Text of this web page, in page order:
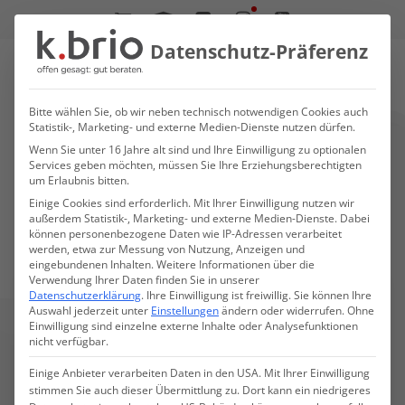
content
Herzlich
willkommen
AKTUELLES
PERSÖNLICH. PROAKTIV. WIRKSAM.
k.laire ist
der KI-Coach
Datenschutz-Präferenz
Bitte wählen Sie, ob wir neben technisch notwendigen Cookies auch
Statistik-, Marketing- und externe Medien-Dienste nutzen dürfen.
Wenn Sie unter 16 Jahre alt sind und Ihre Einwilligung zu optionalen
Services geben möchten, müssen Sie Ihre Erziehungsberechtigten
um Erlaubnis bitten.
Einige Cookies sind erforderlich. Mit Ihrer Einwilligung nutzen wir
außerdem Statistik-, Marketing- und externe Medien-Dienste. Dabei
können personenbezogene Daten wie IP-Adressen verarbeitet
werden, etwa zur Messung von Nutzung, Anzeigen und
eingebundenen Inhalten.Weitere Informationen über die
Verwendung Ihrer Daten finden Sie in unserer
Datenschutzerklärung. Ihre Einwilligung ist freiwillig.Sie können Ihre
Auswahl jederzeit unter Einstellungenändern oder widerrufen.Ohne
Einwilligung sind einzelne externe Inhalte oder Analysefunktionen
nicht verfügbar.
Einige Anbieter verarbeiten Daten in den USA. Mit Ihrer Einwilligung
stimmen Sie auch dieser Übermittlung zu. Dort kann ein niedrigeres